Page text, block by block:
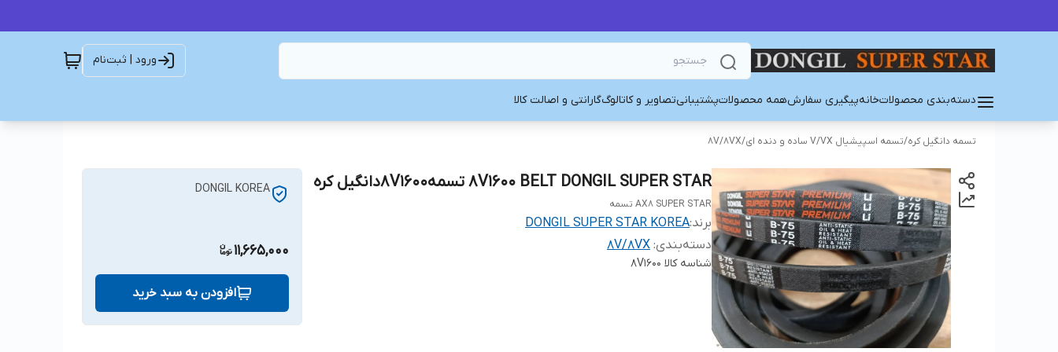
ورود | ثبت‌نام
دسته‌بندی محصولاتخانهپیگیری سفارشهمه محصولاتپشتیبانیتصاویر و کاتالوگگارانتی و اصالت کالا
تسمه دانگیل کره/تسمه اسپیشیال V/VX ساده و دنده ای /
8V/8VX
8V1600 BELT DONGIL SUPER STAR تسمه8V1600دانگیل کره
AX8 SUPER STAR تسمه
برند:DONGIL SUPER STAR KOREA
دسته‌بندی:
8V/8VX
شناسه کالا 8V1600
DONGIL KOREA
11,665,000
افزودن به سبد خرید